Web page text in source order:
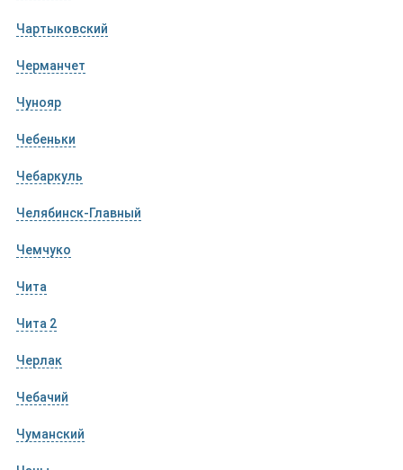
Чартыковский
Черманчет
Чунояр
Чебеньки
Чебаркуль
Челябинск-Главный
Чемчуко
Чита
Чита 2
Черлак
Чебачий
Чуманский